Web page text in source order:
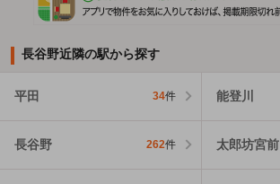
長谷野近隣の駅から探す
平田 34件 能登川
長谷野 262件 太郎坊宮前